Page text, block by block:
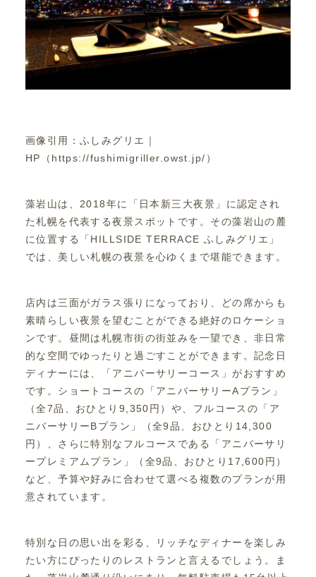
画像引用：ふしみグリエ｜
HP（https://fushimigriller.owst.jp/）
藻岩山は、2018年に「日本新三大夜景」に認定され
た札幌を代表する夜景スポットです。その藻岩山の麓
に位置する「HILLSIDE TERRACE ふしみグリエ」
では、美しい札幌の夜景を心ゆくまで堪能できます。
店内は三面がガラス張りになっており、どの席からも
素晴らしい夜景を望むことができる絶好のロケーショ
ンです。昼間は札幌市街の街並みを一望でき、非日常
的な空間でゆったりと過ごすことができます。記念日
ディナーには、「アニバーサリーコース」がおすすめ
です。ショートコースの「アニバーサリーAプラン」
（全7品、おひとり9,350円）や、フルコースの「ア
ニバーサリーBプラン」（全9品、おひとり14,300
円）、さらに特別なフルコースである「アニバーサリ
ープレミアムプラン」（全9品、おひとり17,600円）
など、予算や好みに合わせて選べる複数のプランが用
意されています。
特別な日の思い出を彩る、リッチなディナーを楽しみ
たい方にぴったりのレストランと言えるでしょう。ま